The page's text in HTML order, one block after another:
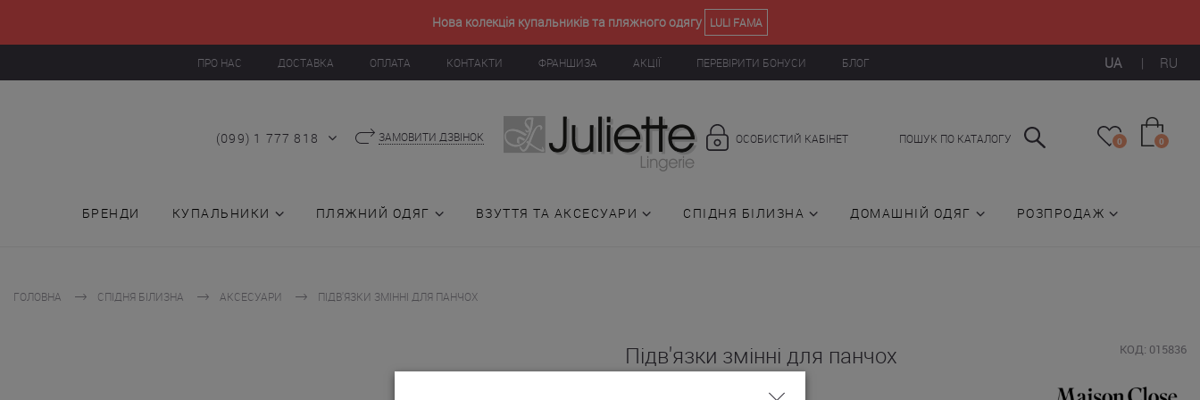
Нова колекція купальників та пляжного одягу LULI FAMA
UA | RU
ПРО НАС ДОСТАВКА ОПЛАТА КОНТАКТИ ФРАНШИЗА АКЦІЇ ПЕРЕВІРИТИ БОНУСИ БЛОГ
(099) 1 777 818 ЗАМОВИТИ ДЗВІНОК ПОШУК ПО КАТАЛОГУ
ОСОБИСТИЙ КАБІНЕТ 0 0
БРЕНДИ КУПАЛЬНИКИ ПЛЯЖНИЙ ОДЯГ ВЗУТТЯ ТА АКСЕСУАРИ СПІДНЯ БІЛИЗНА ДОМАШНІЙ ОДЯГ РОЗПРОДАЖ
ГОЛОВНА СПІДНЯ БІЛИЗНА АКСЕСУАРИ ПІДВ'ЯЗКИ ЗМІННІ ДЛЯ ПАНЧОХ
Підв'язки змінні для панчох
КОД: 015836